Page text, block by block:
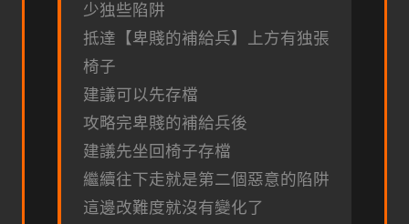
少独些陷阱
抵達【卑賤的補給兵】上方有独張
椅子
建議可以先存檔
攻略完卑賤的補給兵後
建議先坐回椅子存檔
繼續往下走就是第二個惡意的陷阱
這邊改難度就沒有變化了